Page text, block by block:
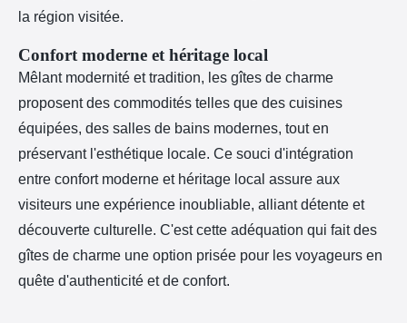
la région visitée.
Confort moderne et héritage local
Mêlant modernité et tradition, les gîtes de charme
proposent des commodités telles que des cuisines
équipées, des salles de bains modernes, tout en
préservant l'esthétique locale. Ce souci d'intégration
entre confort moderne et héritage local assure aux
visiteurs une expérience inoubliable, alliant détente et
découverte culturelle. C'est cette adéquation qui fait des
gîtes de charme une option prisée pour les voyageurs en
quête d'authenticité et de confort.